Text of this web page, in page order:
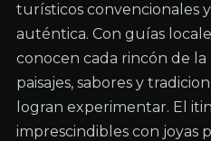
turísticos convencionales
auténtica. Con guías
conocen cada rincón de la
paisajes, sabores y
logran experimentar. El
imprescindibles con joyas